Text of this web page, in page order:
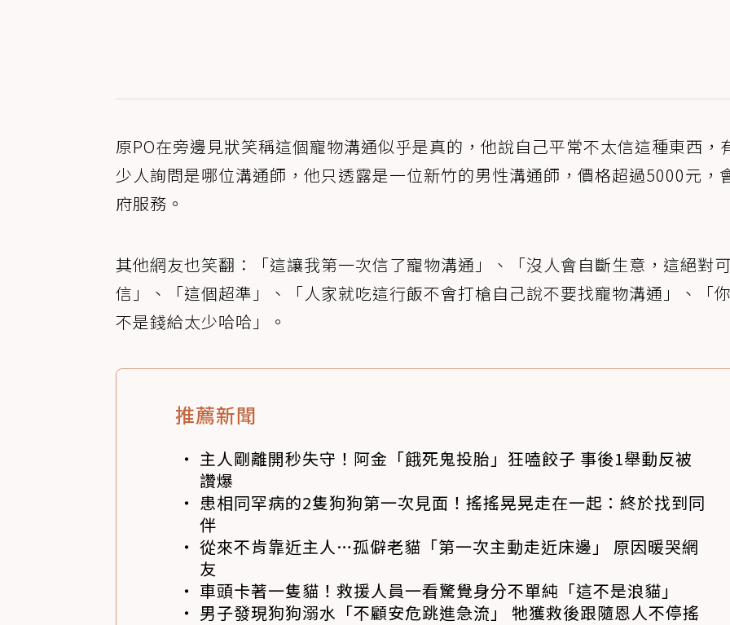
原PO在旁邊見狀笑稱這個寵物溝通似乎是真的，他說自己平常不太信這種東西，
少人詢問是哪位溝通師，他只透露是一位新竹的男性溝通師，價格超過5000元，
府服務。
其他網友也笑翻：「這讓我第一次信了寵物溝通」、「沒人會自斷生意，這絕對
信」、「這個超準」、「人家就吃這行飯不會打槍自己說不要找寵物溝通」、「
不是錢給太少哈哈」。
推薦新聞
主人剛離開秒失守！阿金「餓死鬼投胎」狂嗑餃子 事後1舉動反被
讚爆
患相同罕病的2隻狗狗第一次見面！搖搖晃晃走在一起：終於找到同
伴
從來不肯靠近主人…孤僻老貓「第一次主動走近床邊」 原因暖哭網
友
車頭卡著一隻貓！救援人員一看驚覺身分不單純「這不是浪貓」
男子發現狗狗溺水「不顧安危跳進急流」 牠獲救後跟隨恩人不停搖